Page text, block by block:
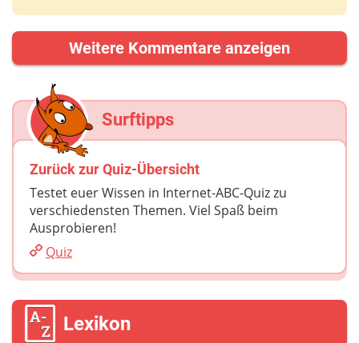
Weitere Kommentare anzeigen
Surftipps
Zurück zur Quiz-Übersicht
Testet euer Wissen in Internet-ABC-Quiz zu
verschiedensten Themen. Viel Spaß beim
Ausprobieren!
Quiz
Lexikon